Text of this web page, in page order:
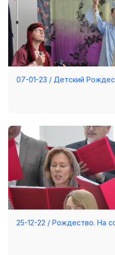
07-01-23 / Детский
25-12-22 / Рождество. На